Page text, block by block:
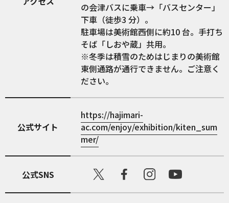
の会津バスに乗車→「バスセンター」
下車（徒歩3 分）。
駐車場は美術館西側に約10 台。手打ち
そば「しおや蔵」共用。
※冬季は積雪のためはじまりの美術館
東側通路が通行できません。ご注意く
ださい。
公式サイト
https://hajimari-
ac.com/enjoy/exhibition/kiten_sum
mer/
公式SNS